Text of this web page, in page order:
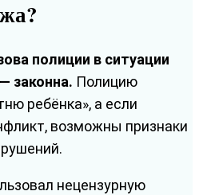
полиции в ситуации
законна. Полицию
ребёнка», а если
возможны признаки
нецензурную